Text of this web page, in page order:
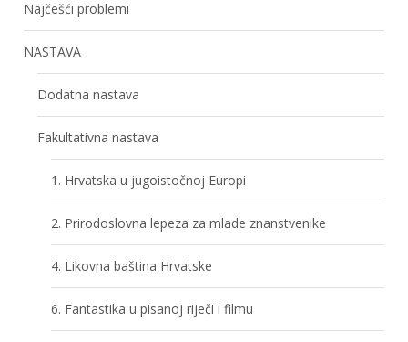
Najčešći problemi
NASTAVA
Dodatna nastava
Fakultativna nastava
1. Hrvatska u jugoistočnoj Europi
2. Prirodoslovna lepeza za mlade znanstvenike
4. Likovna baština Hrvatske
6. Fantastika u pisanoj riječi i filmu